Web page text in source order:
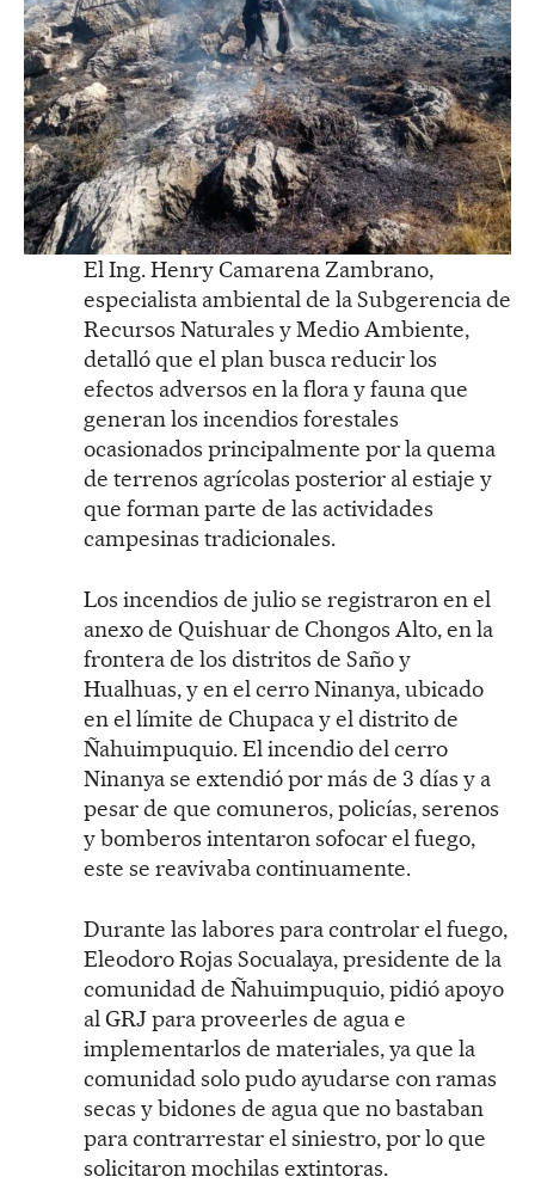
El Ing. Henry Camarena Zambrano,
especialista ambiental de la Subgerencia de
Recursos Naturales y Medio Ambiente,
detalló que el plan busca reducir los
efectos adversos en la flora y fauna que
generan los incendios forestales
ocasionados principalmente por la quema
de terrenos agrícolas posterior al estiaje y
que forman parte de las actividades
campesinas tradicionales.
Los incendios de julio se registraron en el
anexo de Quishuar de Chongos Alto, en la
frontera de los distritos de Saño y
Hualhuas, y en el cerro Ninanya, ubicado
en el límite de Chupaca y el distrito de
Ñahuimpuquio. El incendio del cerro
Ninanya se extendió por más de 3 días y a
pesar de que comuneros, policías, serenos
y bomberos intentaron sofocar el fuego,
este se reavivaba continuamente.
Durante las labores para controlar el fuego,
Eleodoro Rojas Socualaya, presidente de la
comunidad de Ñahuimpuquio, pidió apoyo
al GRJ para proveerles de agua e
implementarlos de materiales, ya que la
comunidad solo pudo ayudarse con ramas
secas y bidones de agua que no bastaban
para contrarrestar el siniestro, por lo que
solicitaron mochilas extintoras.